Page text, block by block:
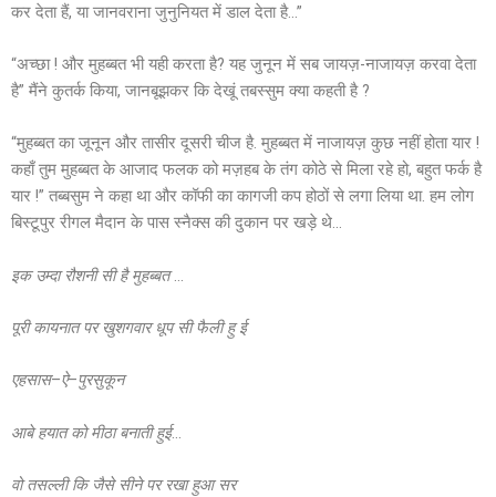
कर देता हैं, या जानवराना जुनुनियत में डाल देता है…”
“अच्छा ! और मुहब्बत भी यही करता है? यह जुनून में सब जायज़-नाजायज़ करवा देता
है” मैंने कुतर्क किया, जानबूझकर कि देखूं तबस्सुम क्या कहती है ?
“मुहब्बत का जूनून और तासीर दूसरी चीज है. मुहब्बत में नाजायज़ कुछ नहीं होता यार !
कहाँ तुम मुहब्बत के आजाद फलक को मज़हब के तंग कोठे से मिला रहे हो, बहुत फर्क है
यार !” तब्बसुम ने कहा था और कॉफी का कागजी कप होठों से लगा लिया था. हम लोग
बिस्टूपुर रीगल मैदान के पास स्नैक्स की दुकान पर खड़े थे…
इक उम्दा रौशनी सी है मुहब्बत…
पूरी कायनात पर खुशगवार धूप सी फैली हु ई
एहसास–ऐ–पुरसुकून
आबे हयात को मीठा बनाती हुई…
वो तसल्ली कि जैसे सीने पर रखा हुआ सर